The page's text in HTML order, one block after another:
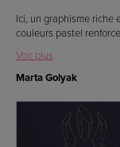
Ici, un graphisme riche
couleurs pastel
Voir plus
Marta Golyak